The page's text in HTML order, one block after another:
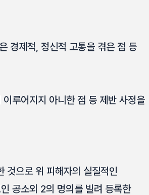
경제적, 정신적 고통을 겪은 점 등
루어지지 아니한 점 등 제반 사정을
것으로 위 피해자의 실질적인
공소외 2의 명의를 빌려 등록한